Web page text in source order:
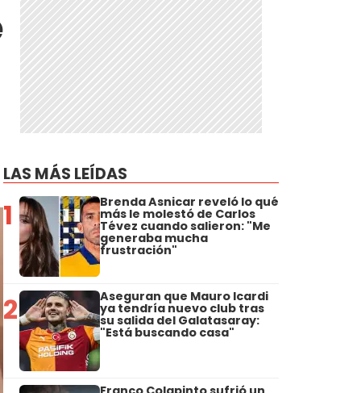
LAS MÁS LEÍDAS
1 Brenda Asnicar reveló lo qué
más le molestó de Carlos
Tévez cuando salieron: "Me
generaba mucha
frustración"
2 Aseguran que Mauro Icardi
ya tendría nuevo club tras
su salida del Galatasaray:
"Está buscando casa"